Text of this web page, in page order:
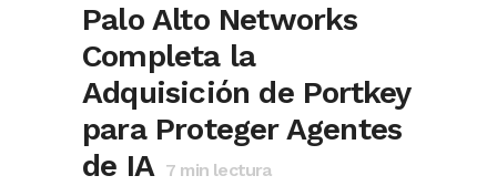
Palo Alto Networks
Completa la
Adquisición de Portkey
para Proteger Agentes
de IA 7 min lectura